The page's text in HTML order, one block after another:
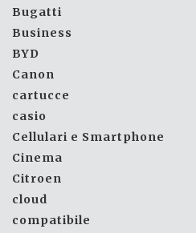
Bugatti
Business
BYD
Canon
cartucce
casio
Cellulari e Smartphone
Cinema
Citroen
cloud
compatibile